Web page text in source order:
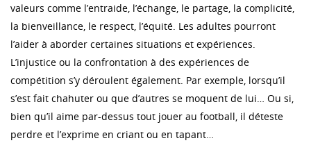
valeurs comme l’entraide, l’échange, le partage, la complicité,
la bienveillance, le respect, l’équité. Les adultes pourront
l’aider à aborder certaines situations et expériences.
L’injustice ou la confrontation à des expériences de
compétition s’y déroulent également. Par exemple, lorsqu’il
s’est fait chahuter ou que d’autres se moquent de lui… Ou si,
bien qu’il aime par-dessus tout jouer au football, il déteste
perdre et l’exprime en criant ou en tapant…